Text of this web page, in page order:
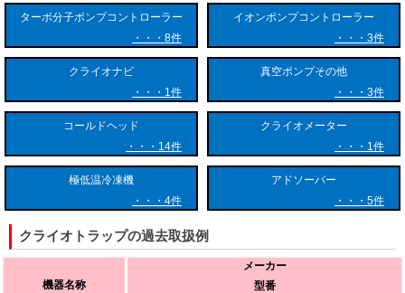
水蒸気や炭化水素（オイル成分）、高沸点化合物に対して極めて高い捕
集能力を発揮します。また、トラップ部の温度を精密に制御することに
より、特定の沸点を持つガスだけを選択的に捕集したり、目的に応じて
特定の成分だけを通過させたりすることが可能です。
２．クリーンな環境の維持
化学薬品や物理的な吸着剤、排気用オイルなどを使用しないプロセスで
あるため、対象プロセスや分析試料を汚染するリスク（バックストリー
ミング等）がありません。そのため、超高真空環境や極めて繊細な精密
分析に最適です。
分析分野においては、極めて薄い濃度のサンプルガスを長時間かけて極
低温部に固着・蓄積させ、それを一気に加熱して放出させることで、サ
ンプル濃度を数千倍以上に濃縮できます。これにより、超高感度な分析
ターボ分子ポンプコントローラー
8件
イオンポンプコントローラー
3件
クライオナビ
1件
真空ポンプその他
3件
コールドヘッド
14件
クライオメーター
1件
極低温冷凍機
4件
アドソーバー
5件
クライオトラップの過去取扱例
機器名称
メーカー
型番